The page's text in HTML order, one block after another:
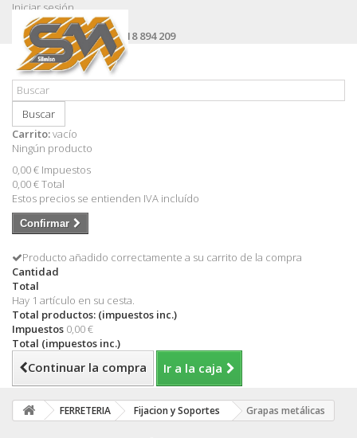
Iniciar sesión
Contacte con nosotros
Llámanos ahora:+34 618 894 209
Buscar
Carrito:vacío
Ningún producto
0,00 € Impuestos
0,00 €Total
Estos precios se entienden IVA incluído
Confirmar
Producto añadido correctamente a su carrito de la compra
Cantidad
Total
Hay 1 artículo en su cesta.
Total productos: (impuestos inc.)
Impuestos 0,00 €
Total (impuestos inc.)
Continuar la compra Ir a la caja
FERRETERIA Fijacion y Soportes Grapas metálicas